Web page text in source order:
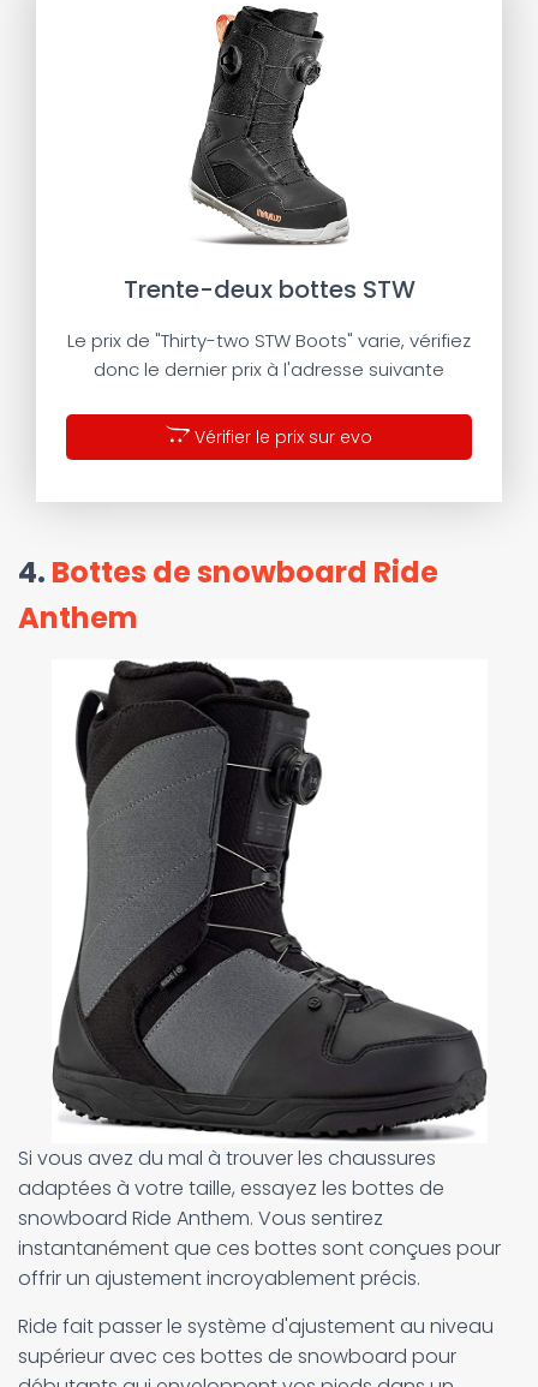
Trente-deux bottes STW
Le prix de "Thirty-two STW Boots" varie, vérifiez
donc le dernier prix à l'adresse suivante
Vérifier le prix sur evo
4. Bottes de snowboard Ride
Anthem
Si vous avez du mal à trouver les chaussures
adaptées à votre taille, essayez les bottes de
snowboard Ride Anthem. Vous sentirez
instantanément que ces bottes sont conçues pour
offrir un ajustement incroyablement précis.
Ride fait passer le système d'ajustement au niveau
supérieur avec ces bottes de snowboard pour